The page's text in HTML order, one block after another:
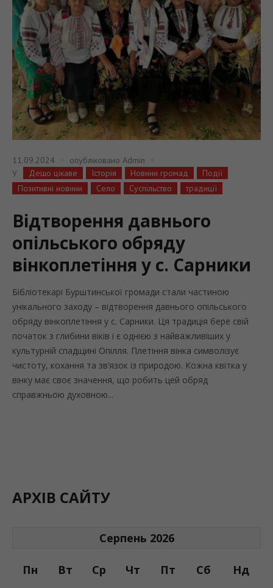
11.09.2024 опубліковано Admin
У
Дещо цікаве Історія Новини громад
Події
Позитивні новини
Село Суспільство традиції
Відтворення давнього
опільського обряду
вінкоплетіння у с. Сарники
Бібліотекарі Бурштинської громади стали частиною
унікального заходу – відтворення давнього опільського
обряду вінкоплетіння у с. Сарники. Ця традиція бере свій
початок з глибини віків і є однією з найважливіших у
культурній спадщині Опілля. Плетіння вінка символізує
чистоту, кохання та зв’язок із природою. Кожна квітка у
вінку має своє значення, що робить цей обряд
справжньою духовною...
АРХІВ САЙТУ
Серпень 2026
Пн Вт Ср Чт Пт Сб Нд